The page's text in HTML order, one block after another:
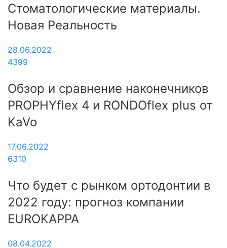
Стоматологические материалы.
Новая Реальность
28.06.2022
4399
Обзор и сравнение наконечников
PROPHYflex 4 и RONDOflex plus от
KaVo
17.06.2022
6310
Что будет с рынком ортодонтии в
2022 году: прогноз компании
EUROKAPPA
08.04.2022